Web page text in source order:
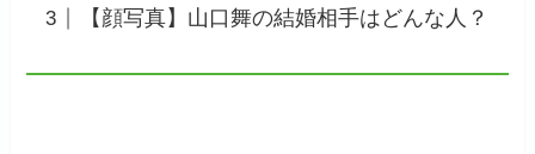
【顔写真】山口舞の結婚相手はどんな人？